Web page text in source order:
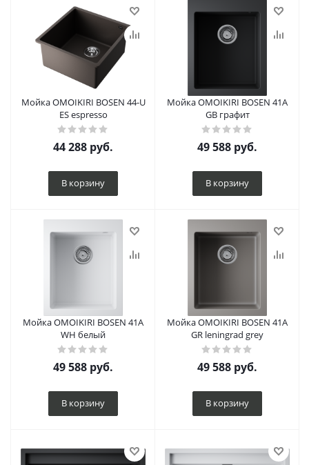
Мойка OMOIKIRI BOSEN 44-U
ES espresso
44 288 руб.
В корзину
Мойка OMOIKIRI BOSEN 41A
GB графит
49 588 руб.
В корзину
Мойка OMOIKIRI BOSEN 41A
WH белый
49 588 руб.
В корзину
Мойка OMOIKIRI BOSEN 41A
GR leningrad grey
49 588 руб.
В корзину